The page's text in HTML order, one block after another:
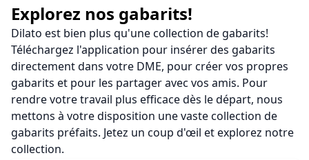
Tarifs
Télécharger
App web
S'inscrire
Explorez nos gabarits!
Dilato est bien plus qu'une collection de gabarits!
Téléchargez l'application pour insérer des gabarits
directement dans votre DME, pour créer vos propres
gabarits et pour les partager avec vos amis. Pour
rendre votre travail plus efficace dès le départ, nous
mettons à votre disposition une vaste collection de
gabarits préfaits. Jetez un coup d'œil et explorez notre
collection.